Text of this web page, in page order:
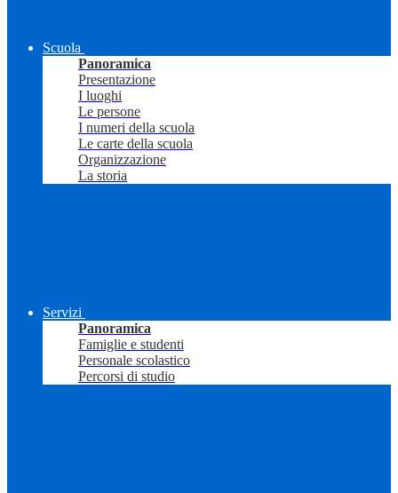
Scuola
Panoramica
Presentazione
I luoghi
Le persone
I numeri della scuola
Le carte della scuola
Organizzazione
La storia
Servizi
Panoramica
Famiglie e studenti
Personale scolastico
Percorsi di studio